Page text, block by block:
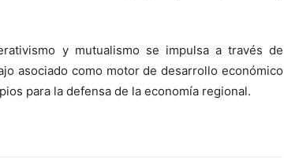
y mutualismo se impulsa a través de
asociado como motor de desarrollo económico
para la defensa de la economía regional.